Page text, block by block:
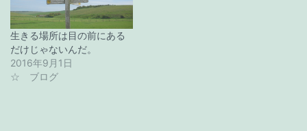
生きる場所は目の前にある
だけじゃないんだ。
2016年9月1日
☆ ブログ